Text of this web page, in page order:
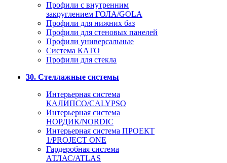
Профили с внутренним
закруглением ГОЛА/GOLA
Профили для нижних баз
Профили для стеновых панелей
Профили универсальные
Система КАТО
Профили для стекла
30. Стеллажные системы
Интерьерная система
КАЛИПСО/CALYPSO
Интерьерная система
НОРДИК/NORDIC
Интерьерная система ПРОЕКТ
1/PROJECT ONE
Гардеробная система
АТЛАС/ATLAS